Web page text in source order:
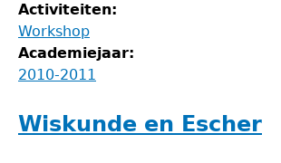
Activiteiten:
Workshop
Academiejaar:
2010-2011
Wiskunde en Escher